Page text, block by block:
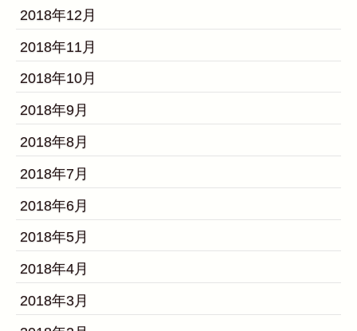
2018年12月
2018年11月
2018年10月
2018年9月
2018年8月
2018年7月
2018年6月
2018年5月
2018年4月
2018年3月